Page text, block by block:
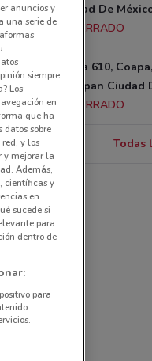
Juárez Ciudad De
12.6 km
CERRADO
Calz Acoxpa 610,
Coapa, Tlalpan Ciudad
15.9 km
CERRADO
Todas
anuncios y
una serie de
siempre
Los
en
que ha
datos sobre
y los
y mejorar la
Además,
científicas y
en
sucede si
para
dentro de
para